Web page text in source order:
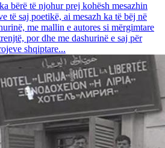
bërë të njohur prej kohësh mesazhin
të saj poetikë, ai mesazh ka të bëj në
me mallin e autores si mërgimtare
por dhe me dashurinë e saj për
shqiptare...